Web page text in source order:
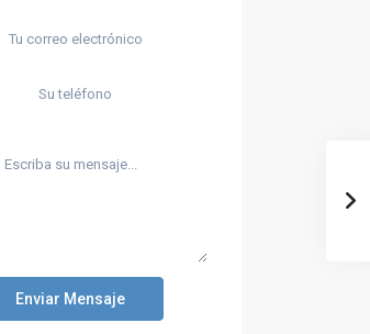
Enviar Mensaje